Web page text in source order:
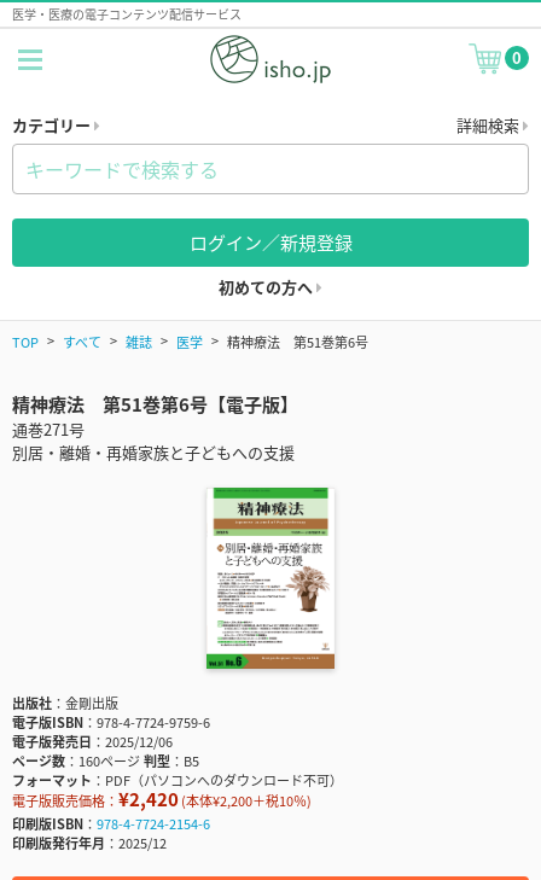
医学・医療の電子コンテンツ配信サービス
0
カテゴリー 詳細検索
ログイン／新規登録
初めての方へ
TOP すべて 雑誌 医学 精神療法 第51巻第6号
精神療法 第51巻第6号【電子版】
通巻271号
別居・離婚・再婚家族と子どもへの支援
出版社
金剛出版
電子版ISBN
978-4-7724-9759-6
電子版発売日
2025/12/06
ページ数
160ページ判型
B5
フォーマット
PDF（パソコンへのダウンロード不可）
電子版販売価格： ¥2,420(本体¥2,200＋税10％)
印刷版ISBN
978-4-7724-2154-6
印刷版発行年月
2025/12